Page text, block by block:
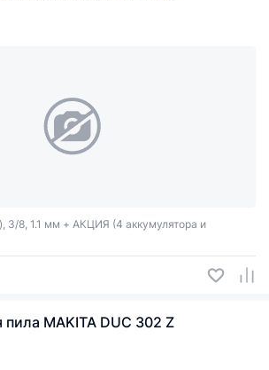
3/8, 1.1 мм + АКЦИЯ (4 аккумулятора и
MAKITA DUC 302 Z